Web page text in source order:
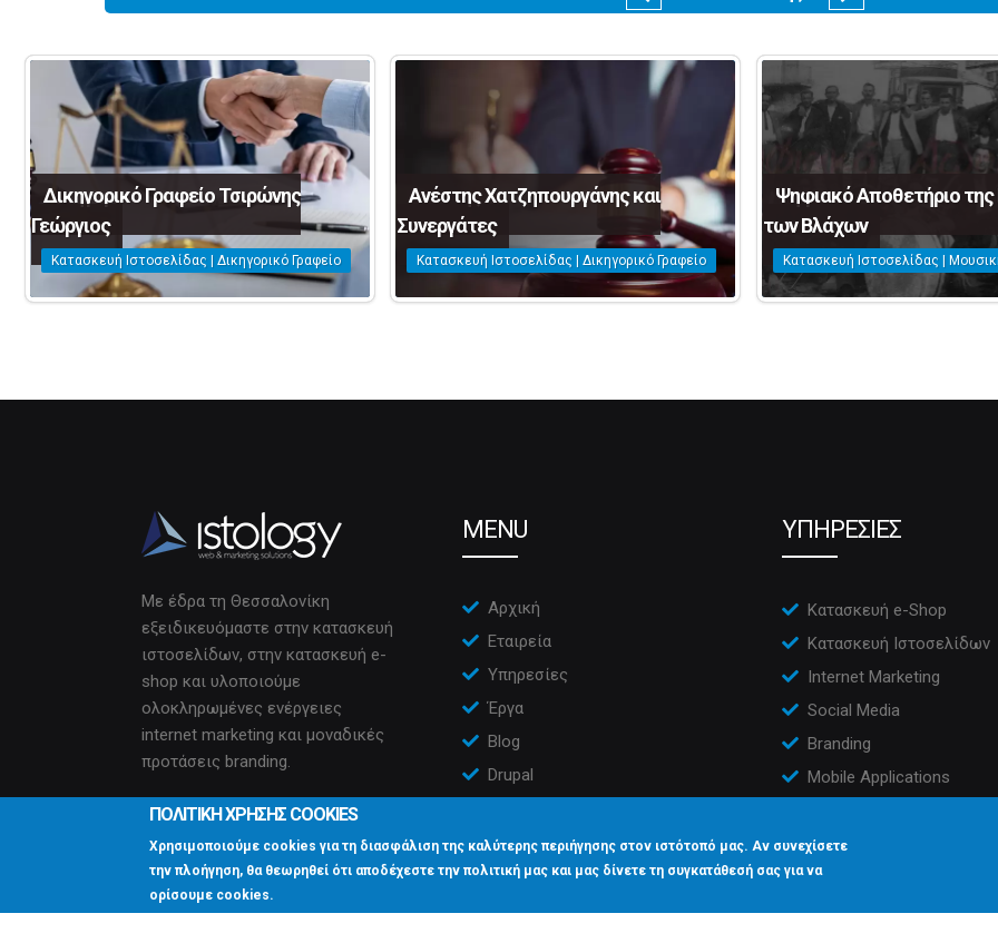
Δικηγορικό Γραφείο Τσιρώνης
Γεώργιος
Κατασκευή Ιστοσελίδας | Δικηγορικό Γραφείο
Ανέστης Χατζηπουργάνης και
Συνεργάτες
Κατασκευή Ιστοσελίδας | Δικηγορικό Γραφείο
Ψηφιακό Αποθετήριο
των Βλάχων
Κατασκευή Ιστοσελίδας |
Με έδρα τη Θεσσαλονίκη
εξειδικευόμαστε στην κατασκευή
ιστοσελίδων, στην κατασκευή e-
shop και υλοποιούμε
ολοκληρωμένες ενέργειες
internet marketing και μοναδικές
προτάσεις branding.
MENU
Αρχική
Εταιρεία
Υπηρεσίες
Έργα
Blog
Drupal
ΥΠΗΡΕΣΙΕΣ
Κατασκευή e-Shop
Κατασκευή Ιστοσελίδων
Internet Marketing
Social Media
Branding
Mobile Applications
ΠΟΛΙΤΙΚΗ ΧΡΗΣΗΣ COOKIES
Χρησιμοποιούμε cookies για τη διασφάλιση της καλύτερης περιήγησης στον ιστότοπό μας. Αν συνεχίσετε
την πλοήγηση, θα θεωρηθεί ότι αποδέχεστε την πολιτική μας και μας δίνετε τη συγκατάθεσή σας για να
ορίσουμε cookies.